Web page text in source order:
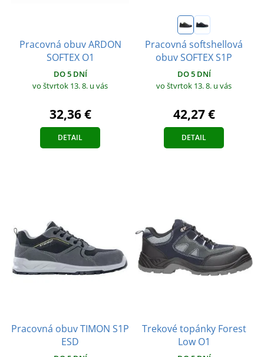
Pracovná obuv ARDON
SOFTEX O1
DO 5 DNÍ
vo štvrtok 13. 8. u vás
32,36 €
DETAIL
Pracovná softshellová
obuv SOFTEX S1P
DO 5 DNÍ
vo štvrtok 13. 8. u vás
42,27 €
DETAIL
Pracovná obuv TIMON S1P
ESD
Trekové topánky Forest
Low O1